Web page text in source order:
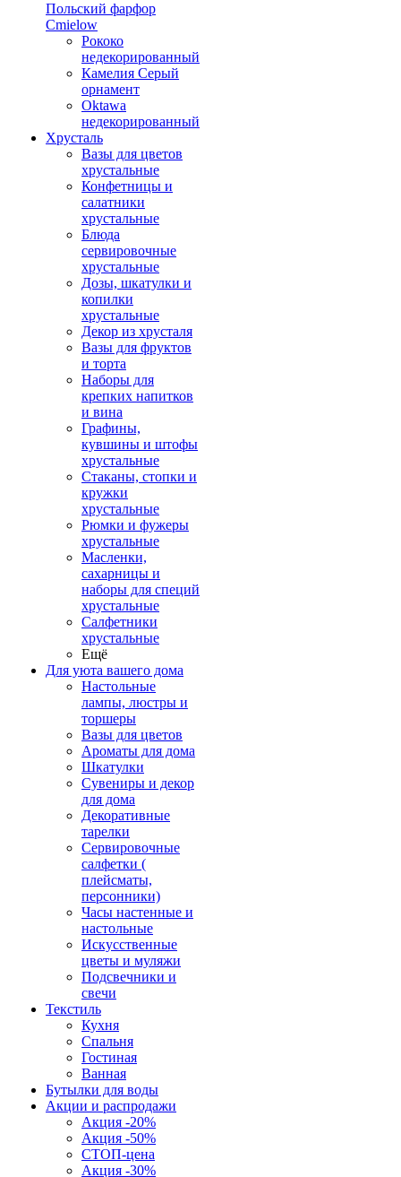
Польский фарфор
Сmielow
Рококо
недекорированный
Камелия Серый
орнамент
Oktawa
недекорированный
Хрусталь
Вазы для цветов
хрустальные
Конфетницы и
салатники
хрустальные
Блюда
сервировочные
хрустальные
Дозы, шкатулки и
копилки
хрустальные
Декор из хрусталя
Вазы для фруктов
и торта
Наборы для
крепких напитков
и вина
Графины,
кувшины и штофы
хрустальные
Стаканы, стопки и
кружки
хрустальные
Рюмки и фужеры
хрустальные
Масленки,
сахарницы и
наборы для специй
хрустальные
Салфетники
хрустальные
Ещё
Для уюта вашего дома
Настольные
лампы, люстры и
торшеры
Вазы для цветов
Ароматы для дома
Шкатулки
Сувениры и декор
для дома
Декоративные
тарелки
Сервировочные
салфетки (
плейсматы,
персонники)
Часы настенные и
настольные
Искусственные
цветы и муляжи
Подсвечники и
свечи
Текстиль
Кухня
Спальня
Гостиная
Ванная
Бутылки для воды
Акции и распродажи
Акция -20%
Акция -50%
СТОП-цена
Акция -30%